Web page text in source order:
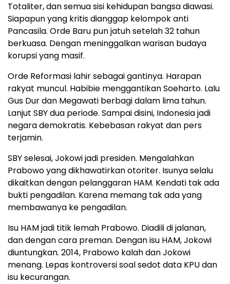
Totaliter, dan semua sisi kehidupan bangsa diawasi.
Siapapun yang kritis dianggap kelompok anti
Pancasila. Orde Baru pun jatuh setelah 32 tahun
berkuasa. Dengan meninggalkan warisan budaya
korupsi yang masif.
Orde Reformasi lahir sebagai gantinya. Harapan
rakyat muncul. Habibie menggantikan Soeharto. Lalu
Gus Dur dan Megawati berbagi dalam lima tahun.
Lanjut SBY dua periode. Sampai disini, Indonesia jadi
negara demokratis. Kebebasan rakyat dan pers
terjamin.
SBY selesai, Jokowi jadi presiden. Mengalahkan
Prabowo yang dikhawatirkan otoriter. Isunya selalu
dikaitkan dengan pelanggaran HAM. Kendati tak ada
bukti pengadilan. Karena memang tak ada yang
membawanya ke pengadilan.
Isu HAM jadi titik lemah Prabowo. Diadili di jalanan,
dan dengan cara preman. Dengan isu HAM, Jokowi
diuntungkan. 2014, Prabowo kalah dan Jokowi
menang. Lepas kontroversi soal sedot data KPU dan
isu kecurangan.